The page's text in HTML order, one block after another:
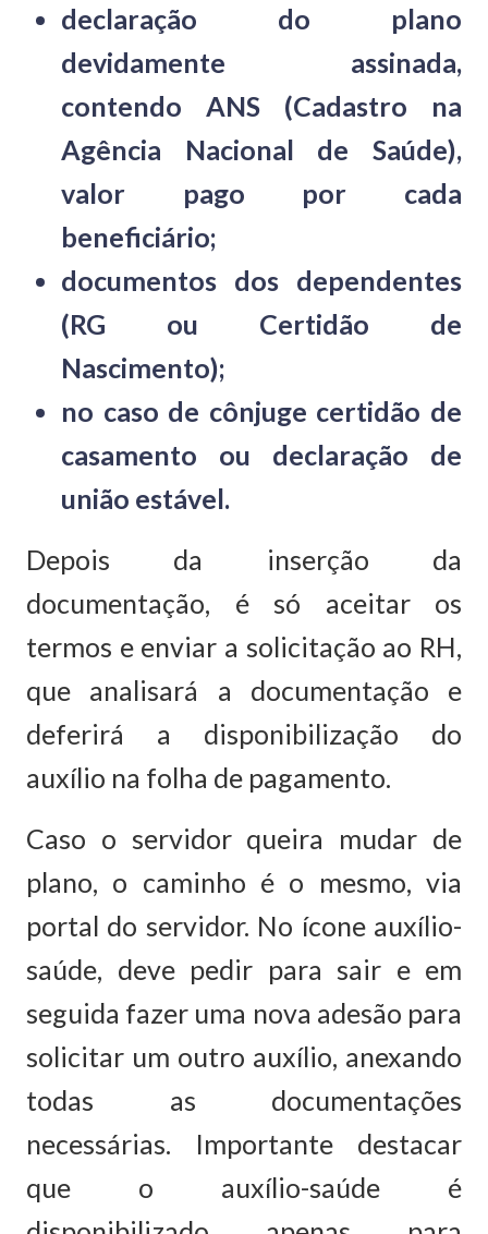
declaração do plano
devidamente assinada,
contendo ANS (Cadastro na
Agência Nacional de Saúde),
valor pago por cada
beneficiário;
documentos dos dependentes
(RG ou Certidão de
Nascimento);
no caso de cônjuge certidão de
casamento ou declaração de
união estável.
Depois da inserção da
documentação, é só aceitar os
termos e enviar a solicitação ao RH,
que analisará a documentação e
deferirá a disponibilização do
auxílio na folha de pagamento.
Caso o servidor queira mudar de
plano, o caminho é o mesmo, via
portal do servidor. No ícone auxílio-
saúde, deve pedir para sair e em
seguida fazer uma nova adesão para
solicitar um outro auxílio, anexando
todas as documentações
necessárias. Importante destacar
que o auxílio-saúde é